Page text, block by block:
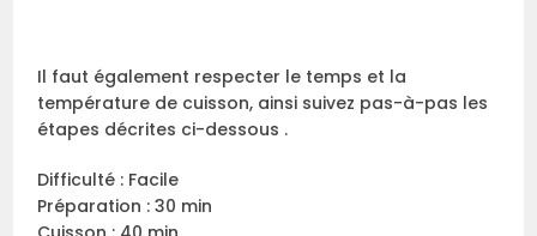
Il faut également respecter le temps et la
température de cuisson, ainsi suivez pas-à-pas les
étapes décrites ci-dessous .
Difficulté : Facile
Préparation : 30 min